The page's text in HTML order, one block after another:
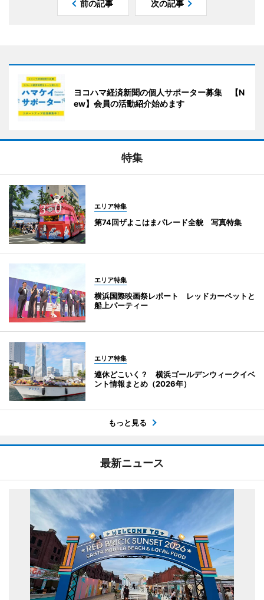
前の記事 次の記事
ヨコハマ経済新聞の個人サポーター募集 【N
ew】会員の活動紹介始めます
特集
エリア特集
第74回ザよこはまパレード全貌 写真特集
エリア特集
横浜国際映画祭レポート レッドカーペットと
船上パーティー
エリア特集
連休どこいく？ 横浜ゴールデンウィークイベ
ント情報まとめ（2026年）
もっと見る
最新ニュース